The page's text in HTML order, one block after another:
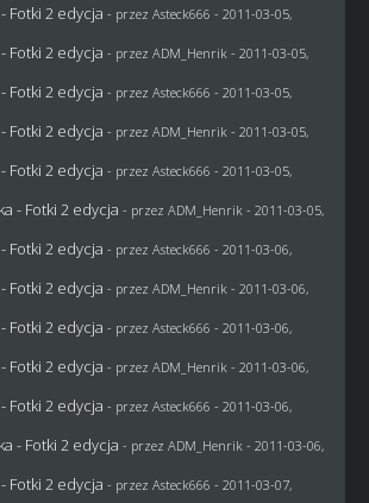
Fotki 2 edycja - przez Asteck666 - 2011-03-05,
Fotki 2 edycja - przez ADM_Henrik - 2011-03-05,
Fotki 2 edycja - przez Asteck666 - 2011-03-05,
Fotki 2 edycja - przez ADM_Henrik - 2011-03-05,
Fotki 2 edycja - przez Asteck666 - 2011-03-05,
- Fotki 2 edycja - przez ADM_Henrik - 2011-03-05,
Fotki 2 edycja - przez Asteck666 - 2011-03-06,
Fotki 2 edycja - przez ADM_Henrik - 2011-03-06,
Fotki 2 edycja - przez Asteck666 - 2011-03-06,
Fotki 2 edycja - przez ADM_Henrik - 2011-03-06,
Fotki 2 edycja - przez Asteck666 - 2011-03-06,
- Fotki 2 edycja - przez ADM_Henrik - 2011-03-06,
Fotki 2 edycja - przez Asteck666 - 2011-03-07,